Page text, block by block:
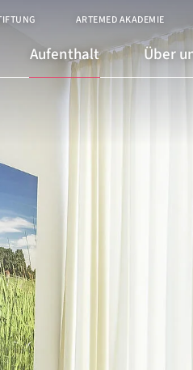
Aufenthalt Über
ARTEMED AKADEMIE